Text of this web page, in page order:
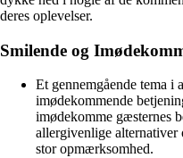
deres oplevelser.
Smilende og
Et gennemgående tema i
imødekommende
imødekomme gæsternes
allergivenlige alternativer
stor opmærksomhed.